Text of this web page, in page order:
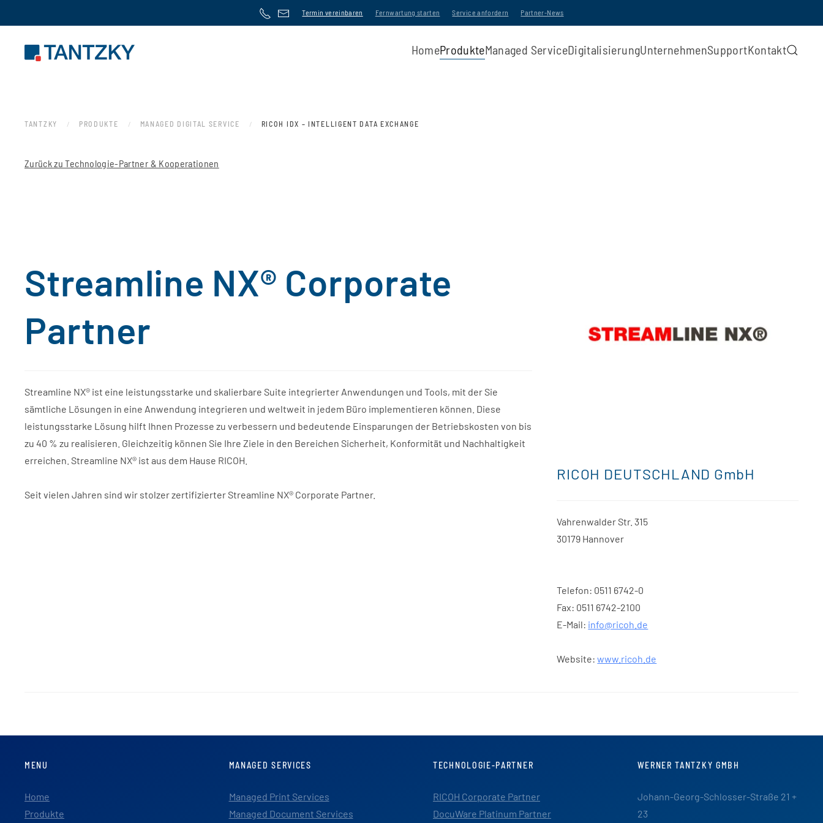
Zum Hauptinhalt springen
Termin vereinbaren Fernwartung starten Service anfordern Partner-News
HomeProdukteManaged ServiceDigitalisierungUnternehmenSupportKontakt
TANTZKY PRODUKTE MANAGED DIGITAL SERVICE RICOH IDX – INTELLIGENT DATA EXCHANGE
Zurück zu Technologie-Partner & Kooperationen
Streamline NX® Corporate
Partner
Streamline NX® ist eine leistungsstarke und skalierbare Suite integrierter Anwendungen und Tools, mit der Sie
sämtliche Lösungen in eine Anwendung integrieren und weltweit in jedem Büro implementieren können. Diese
leistungsstarke Lösung hilft Ihnen Prozesse zu verbessern und bedeutende Einsparungen der Betriebskosten von bis
zu 40 % zu realisieren. Gleichzeitig können Sie Ihre Ziele in den Bereichen Sicherheit, Konformität und Nachhaltigkeit
erreichen. Streamline NX® ist aus dem Hause RICOH.
Seit vielen Jahren sind wir stolzer zertifizierter Streamline NX® Corporate Partner.
RICOH DEUTSCHLAND GmbH
Vahrenwalder Str. 315
30179 Hannover
Telefon: 0511 6742-0
Fax: 0511 6742-2100
E-Mail: info@ricoh.de
Website:www.ricoh.de
MENU
Home
Produkte
MANAGED SERVICES
Managed Print Services
Managed Document Services
TECHNOLOGIE-PARTNER
RICOH Corporate Partner
DocuWare Platinum Partner
WERNER TANTZKY GMBH
Johann-Georg-Schlosser-Straße 21 +
23